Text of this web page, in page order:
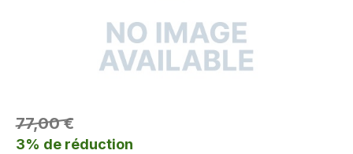
77,00 €
3% de réduction